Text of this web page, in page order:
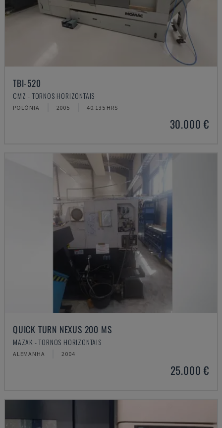
TBI-520
CMZ - TORNOS HORIZONTAIS
POLÓNIA 2005 40.135 HRS
30.000 €
QUICK TURN NEXUS 200 MS
MAZAK - TORNOS HORIZONTAIS
ALEMANHA 2004
25.000 €